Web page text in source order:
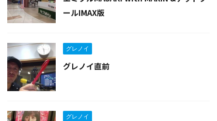
ールIMAX版
グレノイ
グレノイ直前
グレノイ